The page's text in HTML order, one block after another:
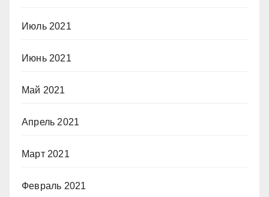
Июль 2021
Июнь 2021
Май 2021
Апрель 2021
Март 2021
Февраль 2021